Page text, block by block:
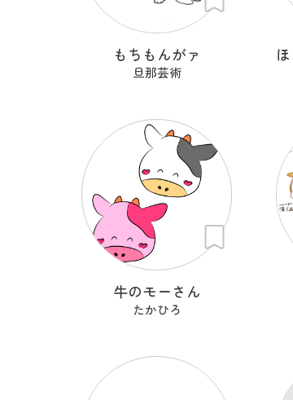
もちもんがァ
旦那芸術
牛のモーさん
たかひろ